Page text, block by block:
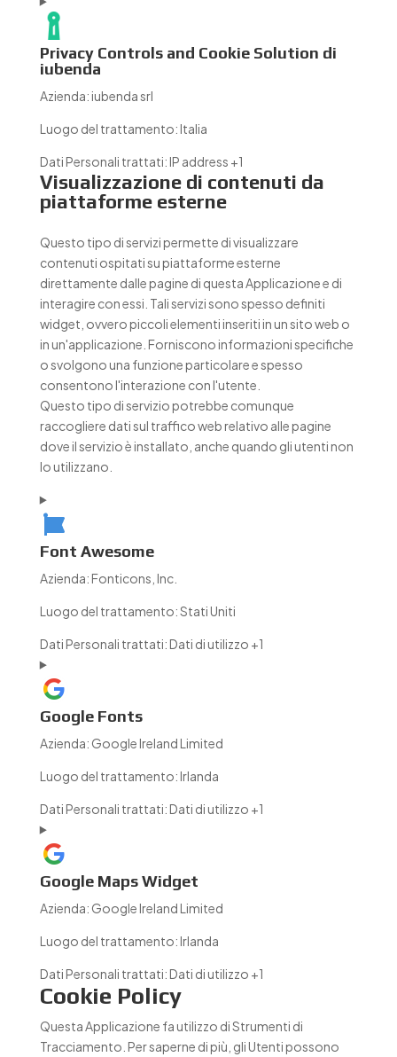
Privacy Controls and Cookie Solution di
iubenda
Azienda:iubenda srl
Luogo del trattamento:Italia
Dati Personali trattati:IP address +1
Visualizzazione di contenuti da
piattaforme esterne
Questo tipo di servizi permette di visualizzare
contenuti ospitati su piattaforme esterne
direttamente dalle pagine di questa Applicazione e di
interagire con essi. Tali servizi sono spesso definiti
widget, ovvero piccoli elementi inseriti in un sito web o
in un'applicazione. Forniscono informazioni specifiche
o svolgono una funzione particolare e spesso
consentono l'interazione con l'utente.
Questo tipo di servizio potrebbe comunque
raccogliere dati sul traffico web relativo alle pagine
dove il servizio è installato, anche quando gli utenti non
lo utilizzano.
Font Awesome
Azienda:Fonticons, Inc.
Luogo del trattamento:Stati Uniti
Dati Personali trattati:Dati di utilizzo +1
Google Fonts
Azienda: Google Ireland Limited
Luogo del trattamento:Irlanda
Dati Personali trattati:Dati di utilizzo +1
Google Maps Widget
Azienda: Google Ireland Limited
Luogo del trattamento:Irlanda
Dati Personali trattati:Dati di utilizzo +1
Cookie Policy
Questa Applicazione fa utilizzo di Strumenti di
Tracciamento. Per saperne di più, gli Utenti possono